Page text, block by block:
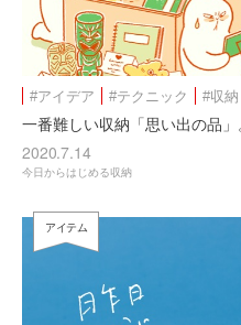
#アイデア #テクニック #収納
一番難しい収納「思い出の品
2020.7.14
今日からはじめる収納
アイテム